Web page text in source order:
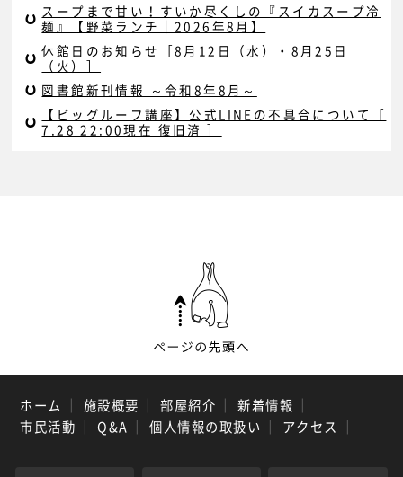
スープまで甘い！すいか尽くしの『スイカスープ冷
麺』【野菜ランチ｜2026年8月】
休館日のお知らせ［8月12日（水）・8月25日
（火）］
図書館新刊情報 ～令和8年8月～
【ビッグルーフ講座】公式LINEの不具合について［
7.28 22:00現在 復旧済 ］
ホーム ｜ 施設概要 ｜ 部屋紹介 ｜ 新着情報 ｜
市民活動 ｜ Q&A ｜ 個人情報の取扱い ｜ アクセス ｜